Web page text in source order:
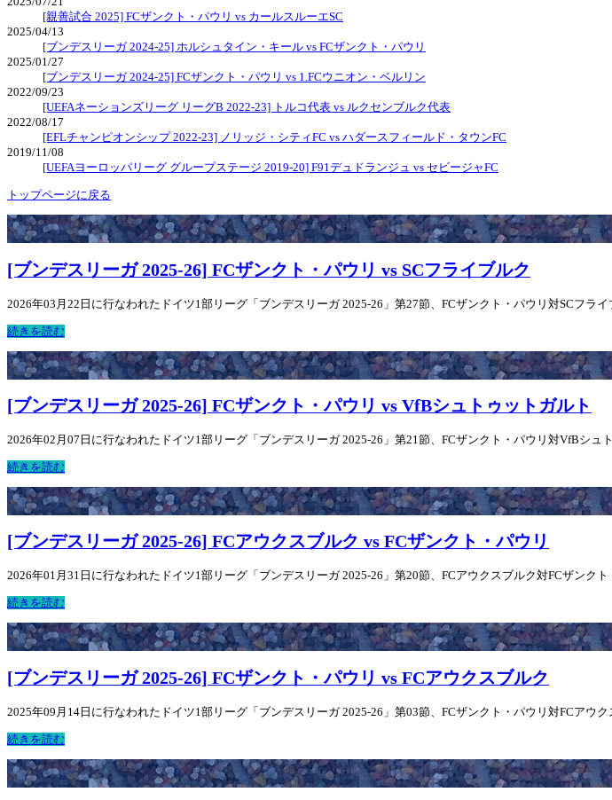
[親善試合 2025] FCザンクト・パウリ vs カールスルーエSC
2025/04/13
[ブンデスリーガ 2024-25] ホルシュタイン・キール vs FCザンクト・パウリ
2025/01/27
[ブンデスリーガ 2024-25] FCザンクト・パウリ vs 1.FCウニオン・ベルリン
2022/09/23
[UEFAネーションズリーグ リーグB 2022-23] トルコ代表 vs ルクセンブルク代表
2022/08/17
[EFLチャンピオンシップ 2022-23] ノリッジ・シティFC vs ハダースフィールド・タウンFC
2019/11/08
[UEFAヨーロッパリーグ グループステージ 2019-20] F91デュドランジュ vs セビージャFC
トップページに戻る
[ブンデスリーガ 2025-26] FCザンクト・パウリ vs SCフライブルク
2026年03月22日に行なわれたドイツ1部リーグ「ブンデスリーガ 2025-26」第27節、FCザンクト・パウリ対SCフラ
続きを読む
[ブンデスリーガ 2025-26] FCザンクト・パウリ vs VfBシュトゥットガルト
2026年02月07日に行なわれたドイツ1部リーグ「ブンデスリーガ 2025-26」第21節、FCザンクト・パウリ対VfBシ
続きを読む
[ブンデスリーガ 2025-26] FCアウクスブルク vs FCザンクト・パウリ
2026年01月31日に行なわれたドイツ1部リーグ「ブンデスリーガ 2025-26」第20節、FCアウクスブルク対FCザンク
続きを読む
[ブンデスリーガ 2025-26] FCザンクト・パウリ vs FCアウクスブルク
2025年09月14日に行なわれたドイツ1部リーグ「ブンデスリーガ 2025-26」第03節、FCザンクト・パウリ対FCアウ
続きを読む